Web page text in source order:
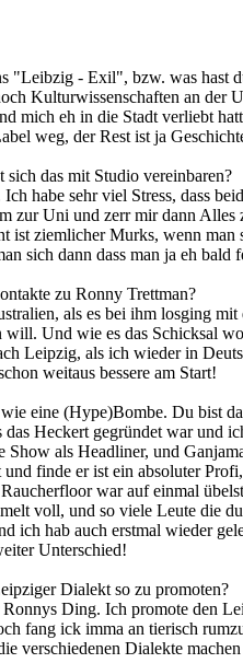
"Leibzig - Exil", bzw. was hast
Kulturwissenschaften an
mich eh in die Stadt verliebt
weg, der Rest ist ja
das mit Studio vereinbaren?
habe sehr viel Stress, dass
zur Uni und zerr mir dann
ist ziemlicher Murks, wenn
sich dann dass man ja eh
zu Ronny Trettman?
als es bei ihm losging
will. Und wie es das Schicksal
Leipzig, als ich wieder in
weitaus bessere am Start!
eine (Hype)Bombe. Du bist
Heckert gegründet war und
Show als Headliner, und
finde er ist ein absoluter
war auf einmal
voll, und so viele Leute die
ich hab auch erstmal wieder
Unterschied!
Dialekt so zu promoten?
Ding. Ich promote den
fang ick imma an tierisch
verschiedenen Dialekte